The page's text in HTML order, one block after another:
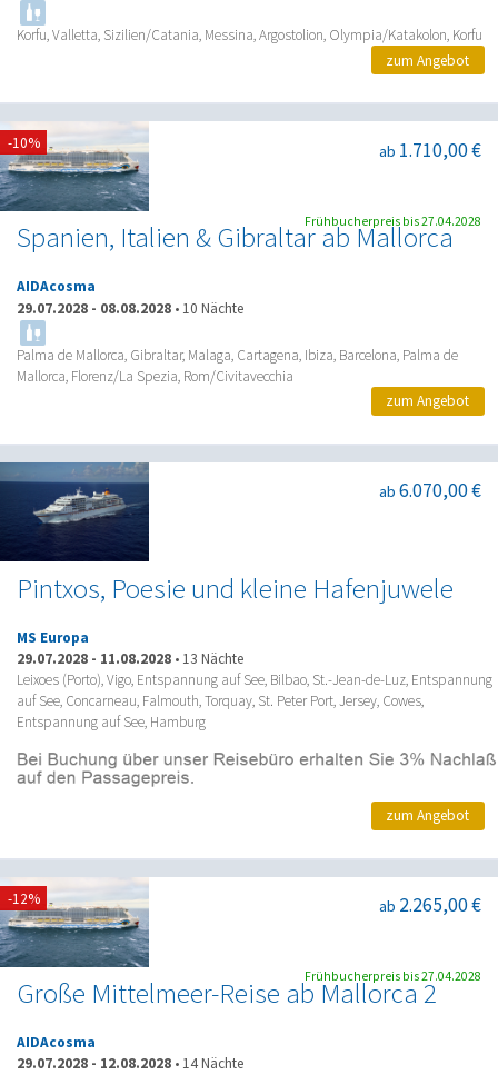
Korfu, Valletta, Sizilien/Catania, Messina, Argostolion, Olympia/Katakolon, Korfu
zum Angebot
Spanien, Italien & Gibraltar ab Mallorca
ab 1.710,00 €
AIDAcosma
29.07.2028 - 08.08.2028 • 10 Nächte
Palma de Mallorca, Gibraltar, Malaga, Cartagena, Ibiza, Barcelona, Palma de
Mallorca, Florenz/La Spezia, Rom/Civitavecchia
-10%
Frühbucherpreis bis 27.04.2028
zum Angebot
Pintxos, Poesie und kleine Hafenjuwele
ab 6.070,00 €
MS Europa
29.07.2028 - 11.08.2028 • 13 Nächte
Leixoes (Porto), Vigo, Entspannung auf See, Bilbao, St.-Jean-de-Luz, Entspannung
auf See, Concarneau, Falmouth, Torquay, St. Peter Port, Jersey, Cowes,
Entspannung auf See, Hamburg
zum Angebot
Große Mittelmeer-Reise ab Mallorca 2
ab 2.265,00 €
AIDAcosma
29.07.2028 - 12.08.2028 • 14 Nächte
-12%
Frühbucherpreis bis 27.04.2028